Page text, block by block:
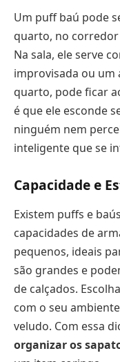
Um puff baú pode
quarto, no
Na sala, ele serve
improvisada ou um
quarto, pode ficar
é que ele esconde
ninguém nem
inteligente que se
Capacidade e
Existem puffs e
capacidades de
pequenos, ideais
são grandes e
de calçados.
com o seu
veludo. Com essa
organizar os